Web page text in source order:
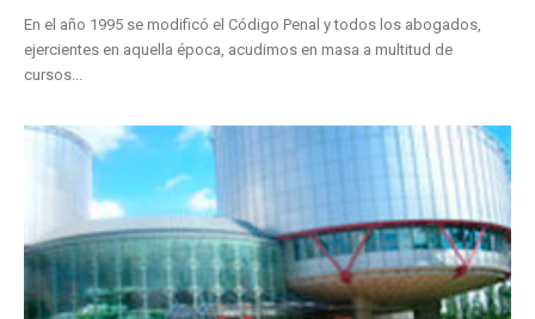
En el año 1995 se modificó el Código Penal y todos los abogados,
ejercientes en aquella época, acudimos en masa a multitud de
cursos...